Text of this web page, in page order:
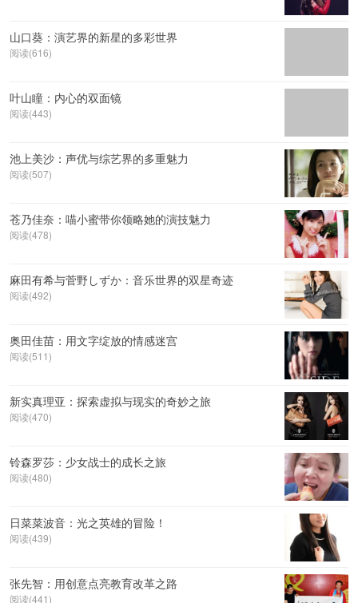
山口葵：演艺界的新星的多彩世界
阅读(616)
叶山瞳：内心的双面镜
阅读(443)
池上美沙：声优与综艺界的多重魅力
阅读(507)
苍乃佳奈：喵小蜜带你领略她的演技魅力
阅读(478)
麻田有希与菅野しずか：音乐世界的双星奇迹
阅读(492)
奥田佳苗：用文字绽放的情感迷宫
阅读(511)
新实真理亚：探索虚拟与现实的奇妙之旅
阅读(470)
铃森罗莎：少女战士的成长之旅
阅读(480)
日菜菜波音：光之英雄的冒险！
阅读(439)
张先智：用创意点亮教育改革之路
阅读(441)